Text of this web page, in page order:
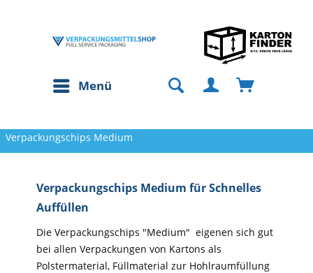
Menü
Verpackungschips Medium
Verpackungschips Medium für Schnelles
Auffüllen
Die Verpackungschips "Medium" eigenen sich gut
bei allen Verpackungen von Kartons als
Polstermaterial, Füllmaterial zur Hohlraumfüllung